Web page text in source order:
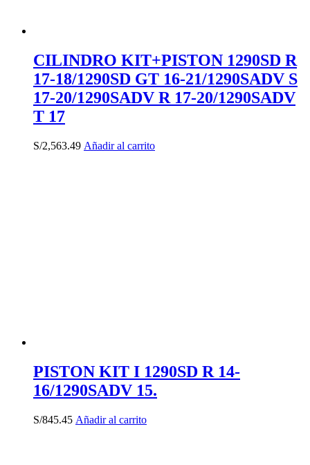
CILINDRO KIT+PISTON 1290SD R
17-18/1290SD GT 16-21/1290SADV S
17-20/1290SADV R 17-20/1290SADV
T 17
S/2,563.49 Añadir al carrito
PISTON KIT I 1290SD R 14-
16/1290SADV 15.
S/845.45 Añadir al carrito